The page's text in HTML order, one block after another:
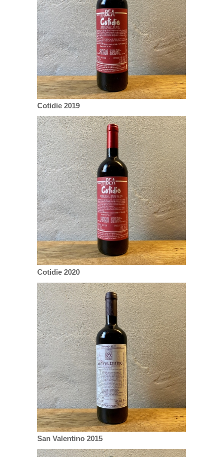
Cotidie 2019
Cotidie 2020
San Valentino 2015